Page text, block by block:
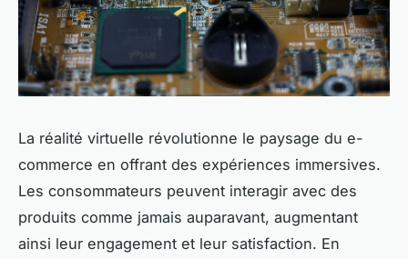
La réalité virtuelle révolutionne le paysage du e-
commerce en offrant des expériences immersives.
Les consommateurs peuvent interagir avec des
produits comme jamais auparavant, augmentant
ainsi leur engagement et leur satisfaction. En